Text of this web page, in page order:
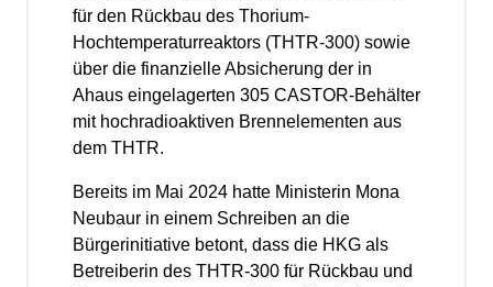
für den Rückbau des Thorium-
Hochtemperaturreaktors (THTR-300) sowie
über die finanzielle Absicherung der in
Ahaus eingelagerten 305 CASTOR-Behälter
mit hochradioaktiven Brennelementen aus
dem THTR.
Bereits im Mai 2024 hatte Ministerin Mona
Neubaur in einem Schreiben an die
Bürgerinitiative betont, dass die HKG als
Betreiberin des THTR-300 für Rückbau und